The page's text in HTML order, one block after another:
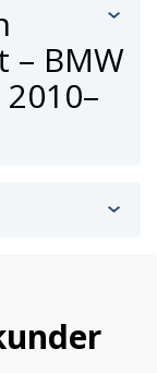
– BMW